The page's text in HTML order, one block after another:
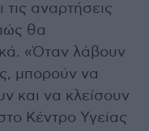
αναρτήσεις
θα
«Όταν λάβουν
μπορούν να
και να κλείσουν
Κέντρο Υγείας